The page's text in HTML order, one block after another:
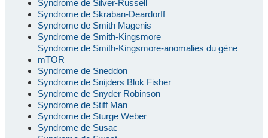
Syndrome de Silver-Russell
Syndrome de Skraban-Deardorff
Syndrome de Smith Magenis
Syndrome de Smith-Kingsmore
Syndrome de Smith-Kingsmore-anomalies du gène
mTOR
Syndrome de Sneddon
Syndrome de Snijders Blok Fisher
Syndrome de Snyder Robinson
Syndrome de Stiff Man
Syndrome de Sturge Weber
Syndrome de Susac